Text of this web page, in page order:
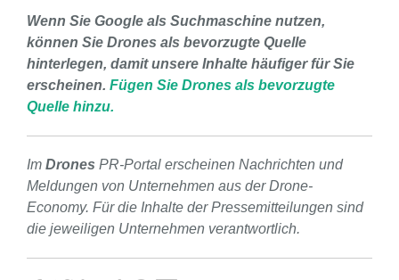
Wenn Sie Google als Suchmaschine nutzen,
können Sie Drones als bevorzugte Quelle
hinterlegen, damit unsere Inhalte häufiger für Sie
erscheinen. Fügen Sie Drones als bevorzugte
Quelle hinzu.
Im Drones PR-Portal erscheinen Nachrichten und
Meldungen von Unternehmen aus der Drone-
Economy. Für die Inhalte der Pressemitteilungen sind
die jeweiligen Unternehmen verantwortlich.